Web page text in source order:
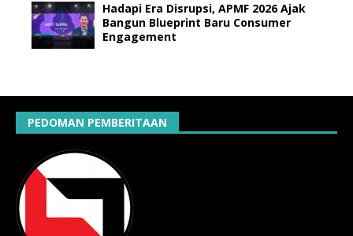
Hadapi Era Disrupsi, APMF 2026 Ajak
Bangun Blueprint Baru Consumer
Engagement
PEDOMAN PEMBERITAAN